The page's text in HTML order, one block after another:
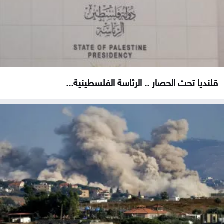
قلنديا تحت الحصار .. الرئاسة الفلسطينية...